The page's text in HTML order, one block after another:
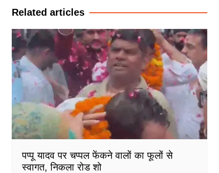
Related articles
पप्पू यादव पर चप्पल फेंकने वालों का फूलों से
स्वागत, निकला रोड शो